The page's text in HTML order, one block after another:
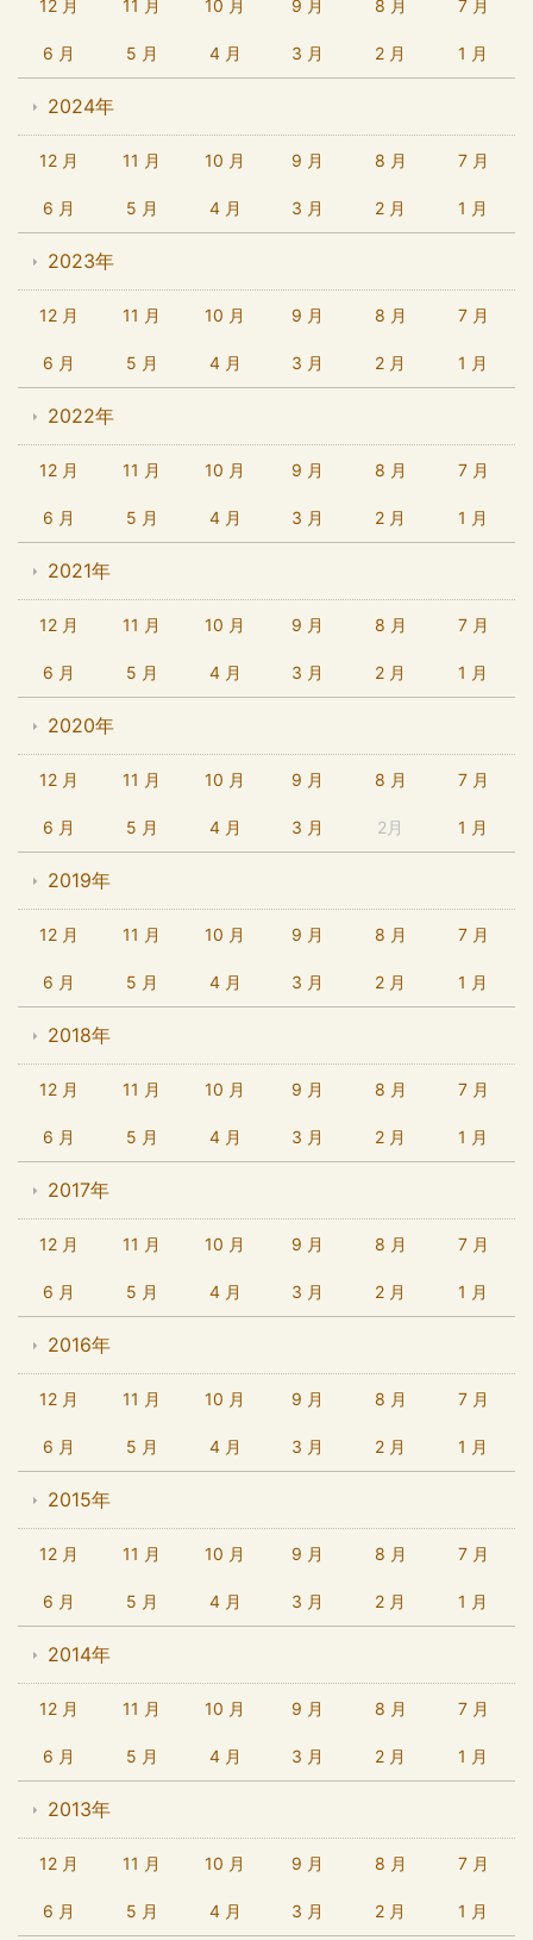
12 月 11 月 10 月 9 月 8 月 7 月
6 月 5 月 4 月 3 月 2 月 1 月
2024年
12 月 11 月 10 月 9 月 8 月 7 月
6 月 5 月 4 月 3 月 2 月 1 月
2023年
12 月 11 月 10 月 9 月 8 月 7 月
6 月 5 月 4 月 3 月 2 月 1 月
2022年
12 月 11 月 10 月 9 月 8 月 7 月
6 月 5 月 4 月 3 月 2 月 1 月
2021年
12 月 11 月 10 月 9 月 8 月 7 月
6 月 5 月 4 月 3 月 2 月 1 月
2020年
12 月 11 月 10 月 9 月 8 月 7 月
6 月 5 月 4 月 3 月 2月 1 月
2019年
12 月 11 月 10 月 9 月 8 月 7 月
6 月 5 月 4 月 3 月 2 月 1 月
2018年
12 月 11 月 10 月 9 月 8 月 7 月
6 月 5 月 4 月 3 月 2 月 1 月
2017年
12 月 11 月 10 月 9 月 8 月 7 月
6 月 5 月 4 月 3 月 2 月 1 月
2016年
12 月 11 月 10 月 9 月 8 月 7 月
6 月 5 月 4 月 3 月 2 月 1 月
2015年
12 月 11 月 10 月 9 月 8 月 7 月
6 月 5 月 4 月 3 月 2 月 1 月
2014年
12 月 11 月 10 月 9 月 8 月 7 月
6 月 5 月 4 月 3 月 2 月 1 月
2013年
12 月 11 月 10 月 9 月 8 月 7 月
6 月 5 月 4 月 3 月 2 月 1 月